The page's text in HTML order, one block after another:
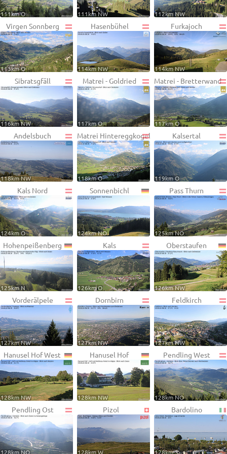
111km O 111km NW 112km NW
Virgen Sonnberg
113km O
Hasenbühel
114km NW
Furkajoch
114km NW
Sibratsgfäll
116km NW
Matrei - Goldried
117km O
Matrei - Bretterwand
117km O
Andelsbuch
118km NW
Matrei Hintereggkogel
118km O
Kalsertal
119km O
Kals Nord
124km O
Sonnenbichl
124km NO
Pass Thurn
125km NO
Hohenpeißenberg
125km N
Kals
126km O
Oberstaufen
126km NW
Vorderälpele
127km NW
Dornbirn
127km NW
Feldkirch
127km NW
Hanusel Hof West
128km NW
Hanusel Hof
128km NW
Pendling West
128km NO
Pendling Ost
128km NO
Pizol
128km W
Bardolino
128km S